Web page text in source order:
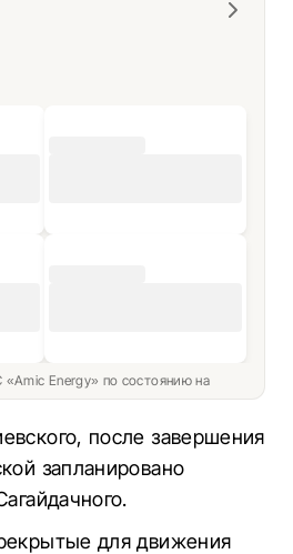
Energy» по состоянию на
после завершения
запланировано
для движения